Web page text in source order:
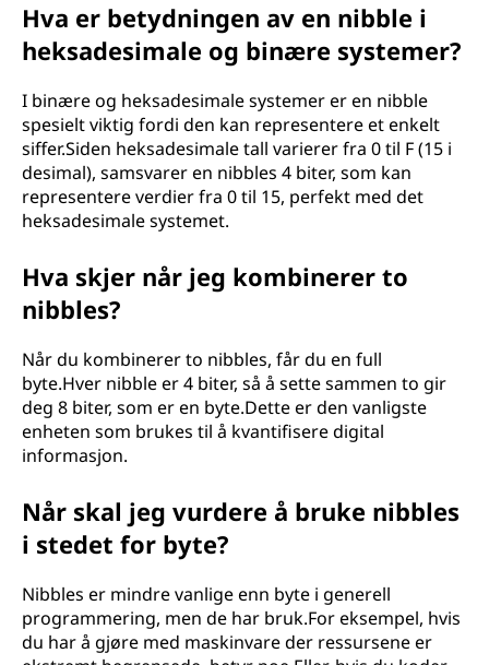
Hva er betydningen av en nibble i
heksadesimale og binære systemer?
I binære og heksadesimale systemer er en nibble
spesielt viktig fordi den kan representere et enkelt
siffer.Siden heksadesimale tall varierer fra 0 til F (15 i
desimal), samsvarer en nibbles 4 biter, som kan
representere verdier fra 0 til 15, perfekt med det
heksadesimale systemet.
Hva skjer når jeg kombinerer to
nibbles?
Når du kombinerer to nibbles, får du en full
byte.Hver nibble er 4 biter, så å sette sammen to gir
deg 8 biter, som er en byte.Dette er den vanligste
enheten som brukes til å kvantifisere digital
informasjon.
Når skal jeg vurdere å bruke nibbles
i stedet for byte?
Nibbles er mindre vanlige enn byte i generell
programmering, men de har bruk.For eksempel, hvis
du har å gjøre med maskinvare der ressursene er